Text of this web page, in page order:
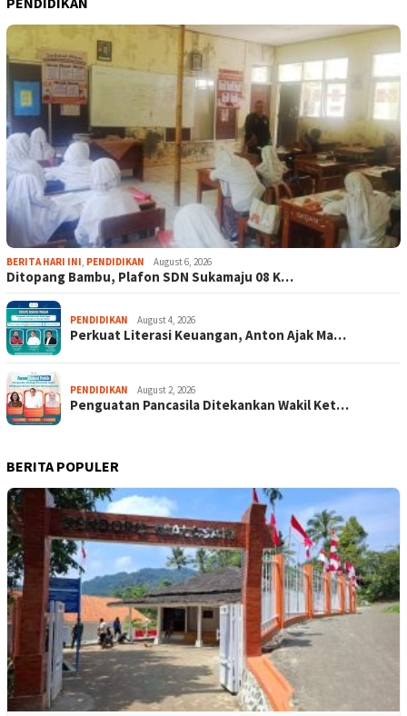
BERITA HARI INI, PENDIDIKAN August 6, 2026
Ditopang Bambu, Plafon SDN Sukamaju 08 K…
PENDIDIKAN August 4, 2026
Perkuat Literasi Keuangan, Anton Ajak Ma…
PENDIDIKAN August 2, 2026
Penguatan Pancasila Ditekankan Wakil Ket…
BERITA POPULER